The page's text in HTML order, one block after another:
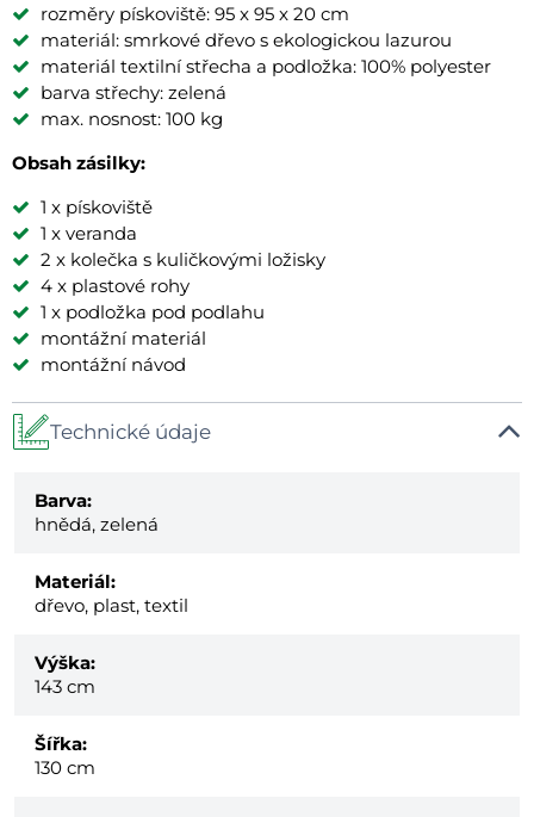
rozměry pískoviště: 95 x 95 x 20 cm
materiál: smrkové dřevo s ekologickou lazurou
materiál textilní střecha a podložka: 100% polyester
barva střechy: zelená
max. nosnost: 100 kg
Obsah zásilky:
1 x pískoviště
1 x veranda
2 x kolečka s kuličkovými ložisky
4 x plastové rohy
1 x podložka pod podlahu
montážní materiál
montážní návod
Technické údaje
Barva:
hnědá, zelená
Materiál:
dřevo, plast, textil
Výška:
143 cm
Šířka:
130 cm